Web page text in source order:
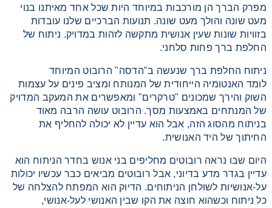
מפרק הברך הן מורכבות במיוחד היות שכל אחד מאיתנו בנוי
מעט שונה והולך מעט שונה. תנועות הברכיים שלנו עובדות
בזוויות שונות שעין אנושית מתקשה לזהות במדויק. ניתוח של
החלפת ברך פחות סלחני.
ניתוח החלפת ברך שנעשה ב"הדסה" הרובוט המיוחד
לומד האנטומיה הייחודית של המנותח ומציב פינים על עצמות
השוק והירך שמכונים "טרקרים" ומאפשרים את המעקב המדויק
של המנתחים באמצעות מסך. הרובוט עושה הרבה מאוד
בניתוח מהסוג הזה, אבל הוא עדיין לא יכולה להחליף את
החיתוך של היד האנושית.
היום שבו נראה רובוטים מחליפים בני אנוש בחדר הניתוח הוא
עדיין בגדר מדע בדיוני, אבל רובוטים מביאים כבר עכשיו יכולות
על-אנושיות לשולחן הניתוחים. הדיוק הוא המפתח להצלחה של
כל ניתוח וכשהוא חוצה את הקו שבין האנושי לעל-אנושי,
Pumps
Sample Preparation
Shaking & Stirring
Storage
Thermometry
Washing